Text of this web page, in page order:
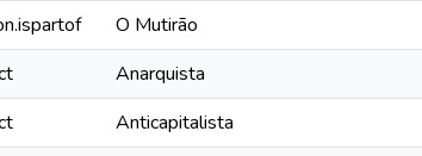
O Mutirão
Anarquista
Anticapitalista